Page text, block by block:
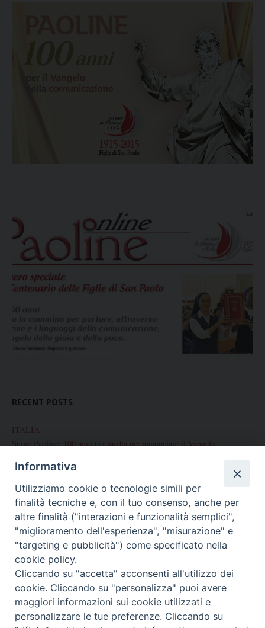
RECENT POSTS
ITALIA
Suore Paoline: 100 anni nei media per annunciare il Vangelo
Chiusura del Centenario di Fondazione delle Figlie di San Paolo
Corso internazionale di preparazione alla Professione Perpetua
Palermo: Conclusione Centenario di fondazione
Celebrazione del Centenario a Brescia
ARCHIVES
Archives
Informativa
Utilizziamo cookie o tecnologie simili per
finalità tecniche e, con il tuo consenso, anche per
altre finalità ("interazioni e funzionalità semplici",
"miglioramento dell'esperienza", "misurazione" e
"targeting e pubblicità") come specificato nella
cookie policy.
Cliccando su "accetta" acconsenti all'utilizzo dei
cookie. Cliccando su "personalizza" puoi avere
maggiori informazioni sui cookie utilizzati e
personalizzare le tue preferenze. Cliccando su